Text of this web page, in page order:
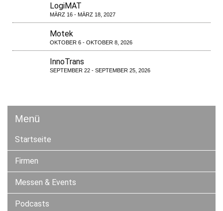
LogiMAT
MÄRZ 16 - MÄRZ 18, 2027
Motek
OKTOBER 6 - OKTOBER 8, 2026
InnoTrans
SEPTEMBER 22 - SEPTEMBER 25, 2026
Menü
Startseite
Firmen
Messen & Events
Podcasts